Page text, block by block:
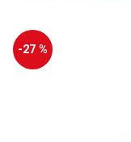
-27 %